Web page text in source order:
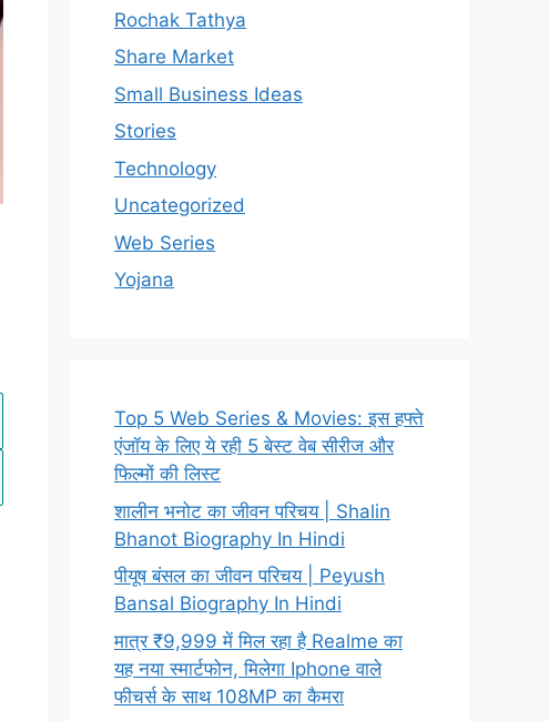
Rochak Tathya
Share Market
Small Business Ideas
Stories
Technology
Uncategorized
Web Series
Yojana
Top 5 Web Series & Movies: इस हफ्ते
एंजॉय के लिए ये रही 5 बेस्ट वेब सीरीज और
फिल्मों की लिस्ट
शालीन भनोट का जीवन परिचय | Shalin
Bhanot Biography In Hindi
पीयूष बंसल का जीवन परिचय | Peyush
Bansal Biography In Hindi
मात्र ₹9,999 में मिल रहा है Realme का
यह नया स्मार्टफोन, मिलेगा Iphone वाले
फीचर्स के साथ 108MP का कैमरा